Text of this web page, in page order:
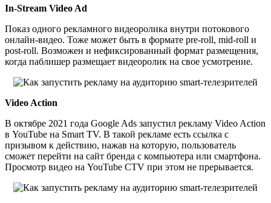
In-Stream Video Ad
Показ одного рекламного видеоролика внутри потокового
онлайн-видео. Тоже может быть в формате pre-roll, mid-roll и
post-roll. Возможен и нефиксированный формат размещения,
когда паблишер размещает видеоролик на свое усмотрение.
Video Action
В октябре 2021 года Google Ads запустил рекламу Video Action
в YouTube на Smart TV. В такой рекламе есть ссылка с
призывом к действию, нажав на которую, пользователь
сможет перейти на сайт бренда с компьютера или смартфона.
Просмотр видео на YouTube CTV при этом не прерывается.